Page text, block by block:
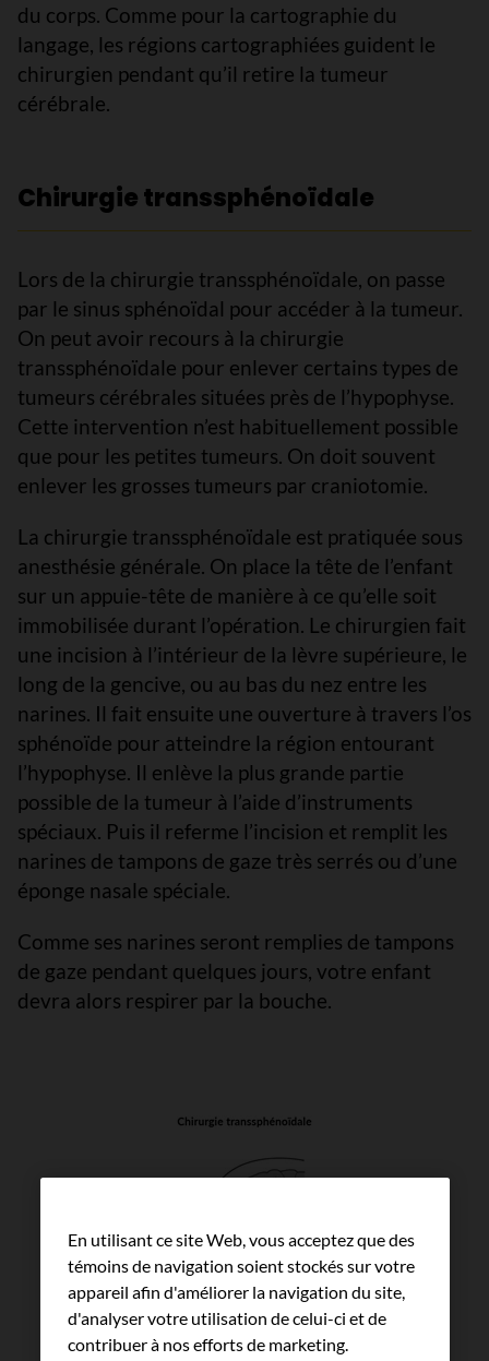
du corps. Comme pour la cartographie du
langage, les régions cartographiées guident le
chirurgien pendant qu’il retire la tumeur
cérébrale.
Chirurgie transsphénoïdale
Lors de la chirurgie transsphénoïdale, on passe
par le sinus sphénoïdal pour accéder à la tumeur.
On peut avoir recours à la chirurgie
transsphénoïdale pour enlever certains types de
tumeurs cérébrales situées près de l’hypophyse.
Cette intervention n’est habituellement possible
que pour les petites tumeurs. On doit souvent
enlever les grosses tumeurs par craniotomie.
La chirurgie transsphénoïdale est pratiquée sous
anesthésie générale. On place la tête de l’enfant
sur un appuie-tête de manière à ce qu’elle soit
immobilisée durant l’opération. Le chirurgien fait
une incision à l’intérieur de la lèvre supérieure, le
long de la gencive, ou au bas du nez entre les
narines. Il fait ensuite une ouverture à travers l’os
sphénoïde pour atteindre la région entourant
l’hypophyse. Il enlève la plus grande partie
possible de la tumeur à l’aide d’instruments
spéciaux. Puis il referme l’incision et remplit les
narines de tampons de gaze très serrés ou d’une
éponge nasale spéciale.
Comme ses narines seront remplies de tampons
de gaze pendant quelques jours, votre enfant
devra alors respirer par la bouche.
En utilisant ce site Web, vous acceptez que des
témoins de navigation soient stockés sur votre
appareil afin d'améliorer la navigation du site,
d'analyser votre utilisation de celui-ci et de
contribuer à nos efforts de marketing.